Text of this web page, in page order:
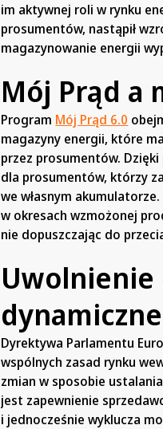
im aktywnej roli w rynku
prosumentów, nastąpił
magazynowanie energii
Mój Prąd a
Program Mój Prąd 6.0
magazyny energii, które
przez prosumentów.
dla prosumentów, którzy
we własnym
w okresach wzmożonej
nie dopuszczając do
dynamiczne
Dyrektywa Parlamentu
wspólnych zasad rynku
zmian w sposobie
jest zapewnienie
i jednocześnie wyklucza